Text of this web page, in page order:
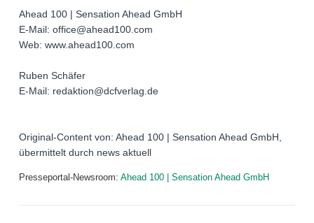
Ahead 100 | Sensation Ahead GmbH
E-Mail: office@ahead100.com
Web: www.ahead100.com
Ruben Schäfer
E-Mail: redaktion@dcfverlag.de
Original-Content von: Ahead 100 | Sensation Ahead GmbH,
übermittelt durch news aktuell
Presseportal-Newsroom: Ahead 100 | Sensation Ahead GmbH